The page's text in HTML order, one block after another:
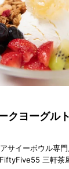
クヨーグル
サイーボウル専
三軒茶